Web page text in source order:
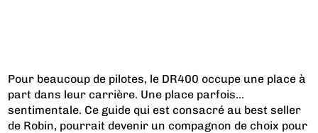
Pour beaucoup de pilotes, le DR400 occupe une place à
part dans leur carrière. Une place parfois…
sentimentale. Ce guide qui est consacré au best seller
de Robin, pourrait devenir un compagnon de choix pour